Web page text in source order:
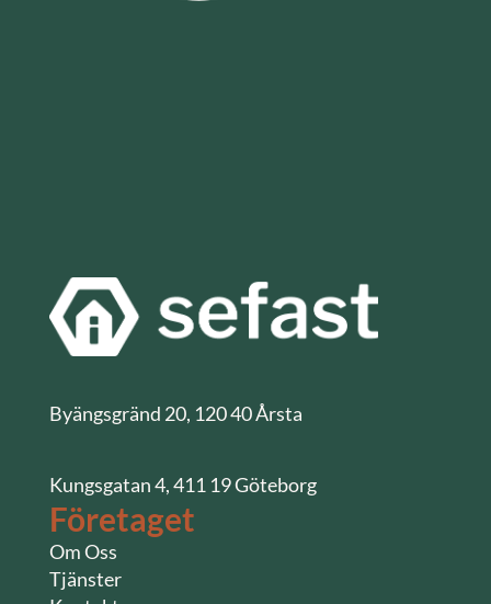
Byängsgränd 20, 120 40 Årsta
Kungsgatan 4, 411 19 Göteborg
Företaget
Om Oss
Tjänster